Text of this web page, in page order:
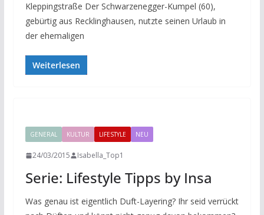
Kleppingstraße Der Schwarzenegger-Kumpel (60),
gebürtig aus Recklinghausen, nutzte seinen Urlaub in
der ehemaligen
Weiterlesen
GENERAL KULTUR LIFESTYLE NEU
24/03/2015 Isabella_Top1
Serie: Lifestyle Tipps by Insa
Was genau ist eigentlich Duft-Layering? Ihr seid verrückt